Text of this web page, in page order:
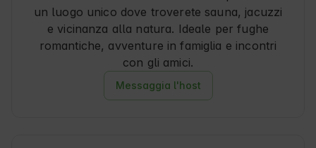
un luogo unico dove troverete sauna, jacuzzi
e vicinanza alla natura. Ideale per fughe
romantiche, avventure in famiglia e incontri
con gli amici.
Messaggia l'host